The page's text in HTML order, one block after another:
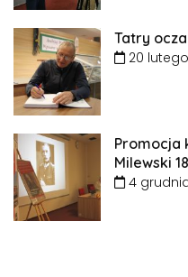
Tatry
20
Promocja
Milewski
4